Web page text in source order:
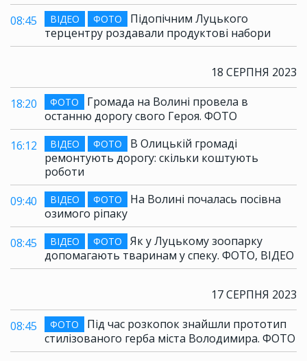
08:45
ВІДЕО ФОТО
Підопічним Луцького
терцентру роздавали продуктові набори
18 СЕРПНЯ 2023
18:20 ФОТО
Громада на Волині провела в
останню дорогу свого Героя. ФОТО
16:12
ВІДЕО ФОТО
В Олицькій громаді
ремонтують дорогу: скільки коштують
роботи
09:40
ВІДЕО ФОТО
На Волині почалась посівна
озимого ріпаку
08:45
ВІДЕО ФОТО
Як у Луцькому зоопарку
допомагають тваринам у спеку. ФОТО, ВІДЕО
17 СЕРПНЯ 2023
08:45 ФОТО
Під час розкопок знайшли прототип
стилізованого герба міста Володимира. ФОТО